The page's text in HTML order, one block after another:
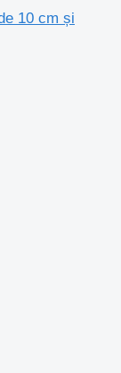
10 cm și